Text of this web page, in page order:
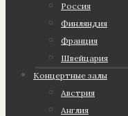
Россия
Финляндия
Франция
Швейцария
Концертные залы
Австрия
Англия